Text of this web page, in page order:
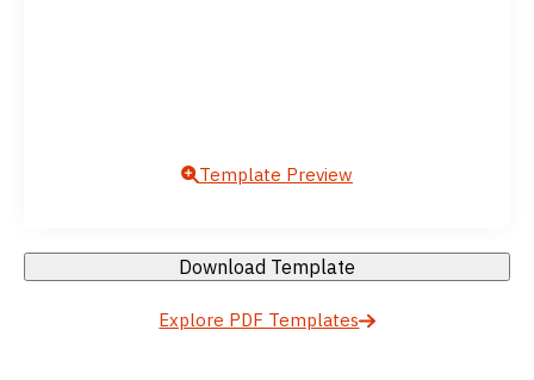
Template Preview
Download Template
Explore PDF Templates